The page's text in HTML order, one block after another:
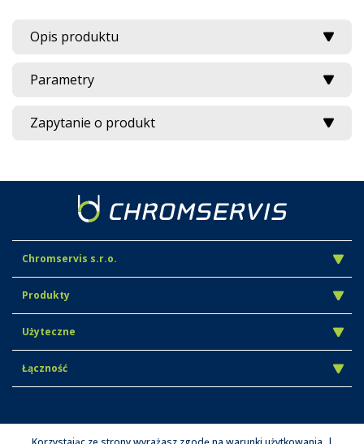
Opis produktu
Parametry
Zapytanie o produkt
Chromservis s.r.o.
Produkty
Użyteczne
Łączność